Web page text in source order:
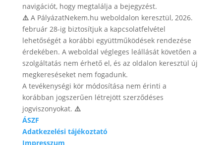
navigációt, hogy megtalálja a bejegyzést.
⚠️A PályázatNekem.hu weboldalon keresztül, 2026.
február 28-ig biztosítjuk a kapcsolatfelvétel
lehetőségét a korábbi együttműködések rendezése
érdekében. A weboldal végleges leállását követően a
szolgáltatás nem érhető el, és az oldalon keresztül új
megkereséseket nem fogadunk.
A tevékenységi kör módosítása nem érinti a
korábban jogszerűen létrejött szerződéses
jogviszonyokat. ⚠️
ÁSZF
Adatkezelési tájékoztató
Impresszum